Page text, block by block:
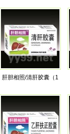
肝胆相照/清肝胶囊（1